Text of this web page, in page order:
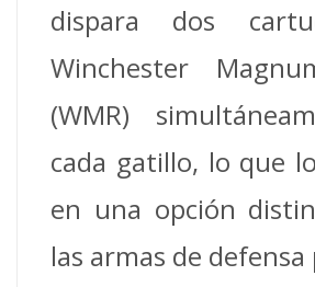
dispara dos
Winchester
(WMR)
cada gatillo, lo que
en una opción
las armas de